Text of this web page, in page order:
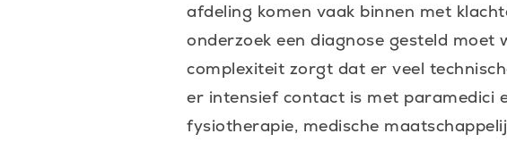
afdeling komen vaak binnen met
onderzoek een diagnose gesteld
complexiteit zorgt dat er veel
er intensief contact is met paramedici
fysiotherapie, medische